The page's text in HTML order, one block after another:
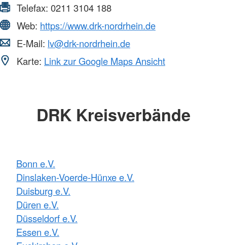
Telefax: 0211 3104 188
Web: https://www.drk-nordrhein.de
E-Mail: lv@drk-nordrhein.de
Karte: Link zur Google Maps Ansicht
DRK Kreisverbände
Bonn e.V.
Dinslaken-Voerde-Hünxe e.V.
Duisburg e.V.
Düren e.V.
Düsseldorf e.V.
Essen e.V.